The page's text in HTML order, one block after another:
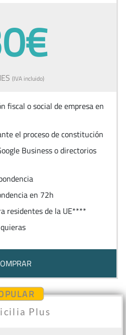
(IVA incluido)
fiscal o social de empresa en
el proceso de constitución
Business o directorios
en 72h
residentes de la UE****
Plus